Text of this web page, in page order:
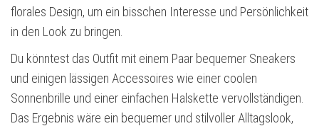
florales Design, um ein bisschen Interesse und Persönlichkeit
in den Look zu bringen.
Du könntest das Outfit mit einem Paar bequemer Sneakers
und einigen lässigen Accessoires wie einer coolen
Sonnenbrille und einer einfachen Halskette vervollständigen.
Das Ergebnis wäre ein bequemer und stilvoller Alltagslook,